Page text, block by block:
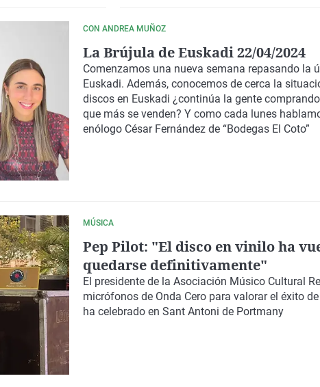
CON ANDREA MUÑOZ
La Brújula de Euskadi 22/04/2024
Comenzamos una nueva semana repasando la
Euskadi. Además, conocemos de cerca la
discos en Euskadi ¿continúa la gente
que más se venden? Y como cada lunes
enólogo César Fernández de “Bodegas El Coto”
MÚSICA
Pep Pilot: "El disco en vinilo ha
quedarse definitivamente"
El presidente de la Asociación Músico Cultural
micrófonos de Onda Cero para valorar el éxito
ha celebrado en Sant Antoni de Portmany